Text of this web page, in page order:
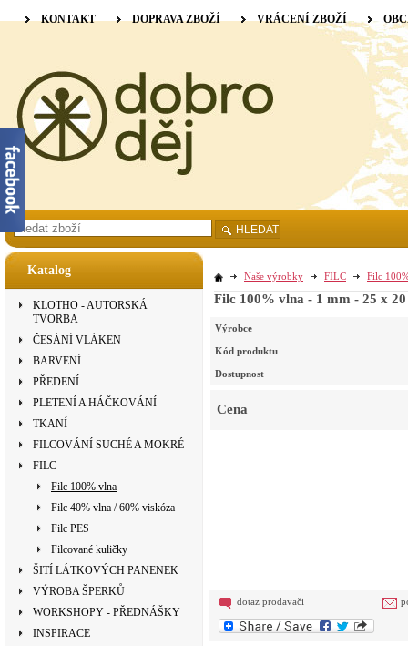
Katalog
KLOTHO - AUTORSKÁ
TVORBA
ČESÁNÍ VLÁKEN
BARVENÍ
PŘEDENÍ
PLETENÍ A HÁČKOVÁNÍ
TKANÍ
FILCOVÁNÍ SUCHÉ A MOKRÉ
FILC
Filc 100% vlna
Filc 40% vlna / 60% viskóza
Filc PES
Filcované kuličky
ŠITÍ LÁTKOVÝCH PANENEK
VÝROBA ŠPERKŮ
WORKSHOPY - PŘEDNÁŠKY
INSPIRACE
Naše výrobky FILC Filc
Filc 100% vlna - 1 mm - 25 x
Výrobce
Kód produktu
Dostupnost
Cena
dotaz prodavači
KONTAKT DOPRAVA ZBOŽÍ VRÁCENÍ ZBOŽÍ
HLEDAT